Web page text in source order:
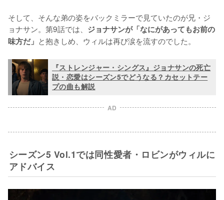
そして、そんな弟の姿をバックミラーで見ていたのが兄・ジ
ョナサン。第9話では、 ジョナサンが「なにがあってもお前の
味方だ」 と抱きしめ、ウィルは再び涙を流すのでした。
『ストレンジャー・シングス』ジョナサンの死亡
説・恋愛はシーズン5でどうなる？カセットテー
プの曲も解説
AD
シーズン5 Vol.1では同性愛者・ロビンがウィルに
アドバイス